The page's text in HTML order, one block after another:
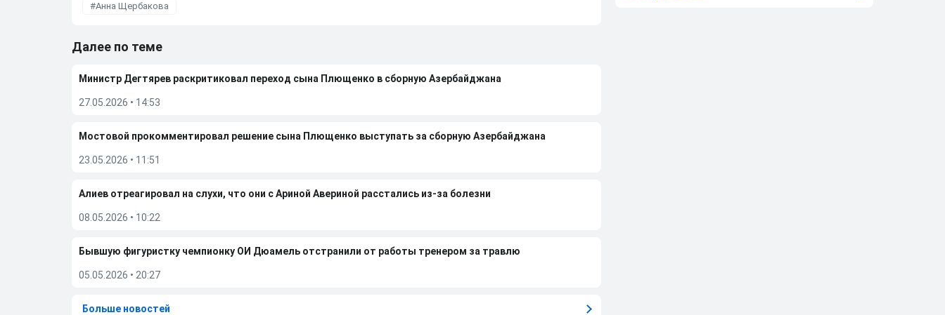
Анна Щербакова
Далее по теме
Министр Дегтярев раскритиковал переход сына Плющенко в сборную Азербайджана
27.05.2026 • 14:53
Мостовой прокомментировал решение сына Плющенко выступать за сборную Азербайджана
23.05.2026 • 11:51
Алиев отреагировал на слухи, что они с Ариной Авериной расстались из-за болезни
08.05.2026 • 10:22
Бывшую фигуристку чемпионку ОИ Дюамель отстранили от работы тренером за травлю
05.05.2026 • 20:27
Больше новостей